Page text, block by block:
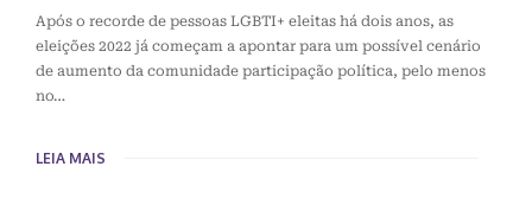
Após o recorde de pessoas LGBTI+ eleitas há dois anos, as
eleições 2022 já começam a apontar para um possível cenário
de aumento da comunidade participação política, pelo menos
no…
LEIA MAIS